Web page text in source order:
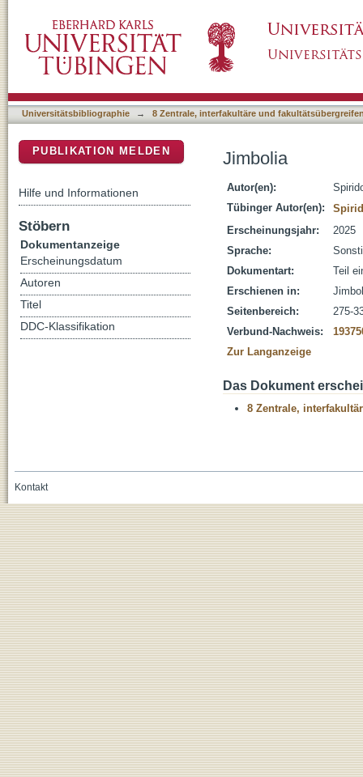
Universitätsbibliographie → 8 Zentrale, interfakultäre und
Jimbolia
Autor(en):
Tübinger Autor(en):
Erscheinungsjahr:
2025
Sprache:
Dokumentart:
Teil
Erschienen in:
Seitenbereich:
275-
Verbund-Nachweis:
Zur Langanzeige
Das Dokument
8 Zentrale,
PUBLIKATION MELDEN
Hilfe und Informationen
Stöbern
Dokumentanzeige
Erscheinungsdatum
Autoren
Titel
DDC-Klassifikation
Kontakt